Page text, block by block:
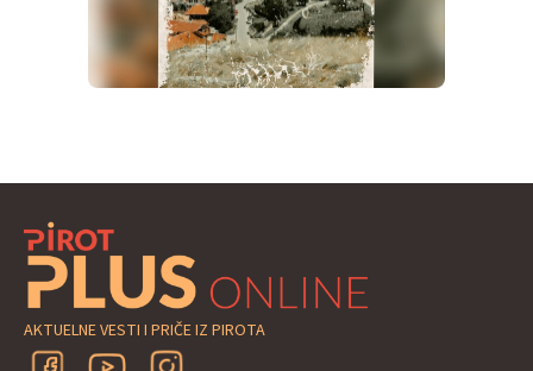
AKTUELNE VESTI I PRIČE IZ PIROTA